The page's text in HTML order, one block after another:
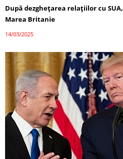
După dezghețarea relațiilor cu
Marea Britanie
14/03/2025